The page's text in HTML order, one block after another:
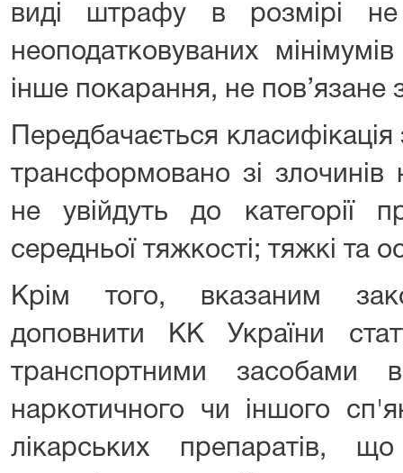
виді штрафу в розмірі
неоподатковуваних
інше покарання, не пов’язане
Передбачається класифікація
трансформовано зі злочинів
не увійдуть до категорії
середньої тяжкості; тяжкі та
Крім того, вказаним
доповнити КК України
транспортними засобами
наркотичного чи іншого
лікарських препаратів,